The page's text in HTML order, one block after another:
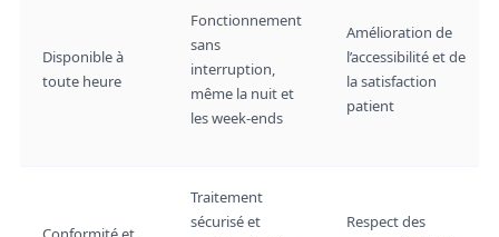
Disponible à
toute heure
Fonctionnement
sans
interruption,
même la nuit et
les week-ends
Amélioration de
l’accessibilité et de
la satisfaction
patient
Traitement
sécurisé et
Respect des